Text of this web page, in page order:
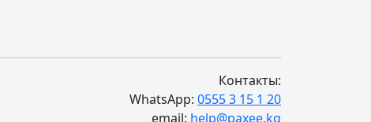
Контакты:
WhatsApp: 0555 3 15 1 20
email: help@paxee.kg